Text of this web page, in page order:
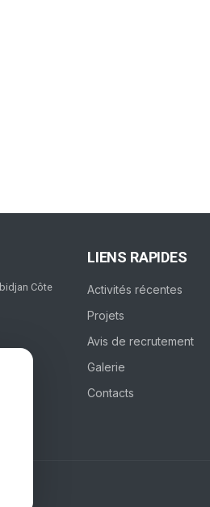
Côte
LIENS RAPIDES
Activités récentes
Projets
Avis de recrutement
Galerie
Contacts